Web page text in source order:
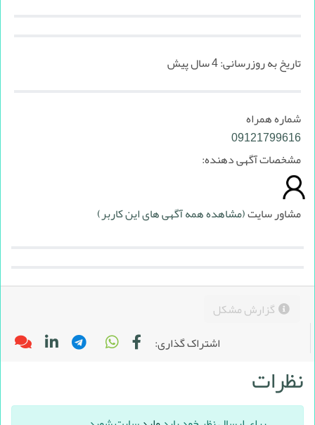
تاریخ به روزرسانی:4 سال پیش
شماره همراه
09121799616
مشخصات آگهی دهنده:
مشاور سایت(مشاهده همه آگهی های این کاربر)
گزارش مشکل
اشتراک گذاری:
نظرات